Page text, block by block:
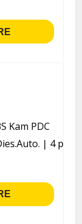
Kam PDC
Auto.
4 p.